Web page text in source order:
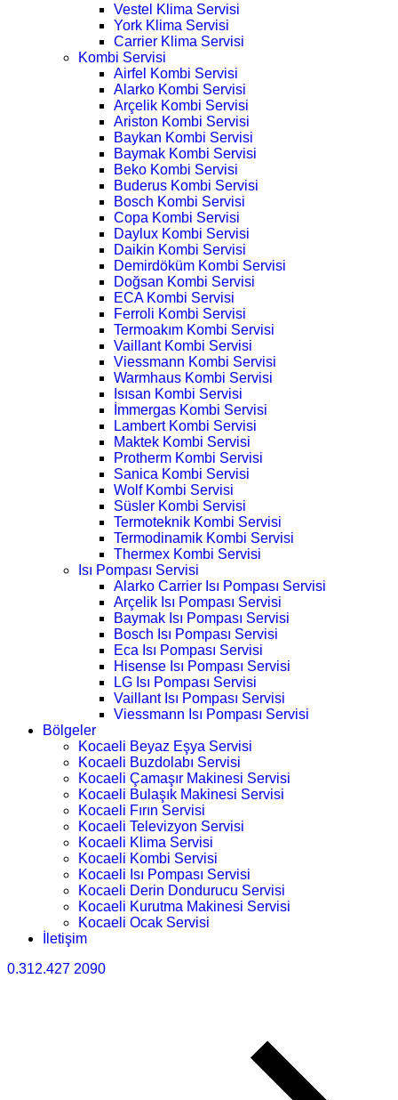
Vestel Klima Servisi
York Klima Servisi
Carrier Klima Servisi
Kombi Servisi
Airfel Kombi Servisi
Alarko Kombi Servisi
Arçelik Kombi Servisi
Ariston Kombi Servisi
Baykan Kombi Servisi
Baymak Kombi Servisi
Beko Kombi Servisi
Buderus Kombi Servisi
Bosch Kombi Servisi
Copa Kombi Servisi
Daylux Kombi Servisi
Daikin Kombi Servisi
Demirdöküm Kombi Servisi
Doğsan Kombi Servisi
ECA Kombi Servisi
Ferroli Kombi Servisi
Termoakım Kombi Servisi
Vaillant Kombi Servisi
Viessmann Kombi Servisi
Warmhaus Kombi Servisi
Isısan Kombi Servisi
İmmergas Kombi Servisi
Lambert Kombi Servisi
Maktek Kombi Servisi
Protherm Kombi Servisi
Sanica Kombi Servisi
Wolf Kombi Servisi
Süsler Kombi Servisi
Termoteknik Kombi Servisi
Termodinamik Kombi Servisi
Thermex Kombi Servisi
Isı Pompası Servisi
Alarko Carrier Isı Pompası Servisi
Arçelik Isı Pompası Servisi
Baymak Isı Pompası Servisi
Bosch Isı Pompası Servisi
Eca Isı Pompası Servisi
Hisense Isı Pompası Servisi
LG Isı Pompası Servisi
Vaillant Isı Pompası Servisi
Viessmann Isı Pompası Servisi
Bölgeler
Kocaeli Beyaz Eşya Servisi
Kocaeli Buzdolabı Servisi
Kocaeli Çamaşır Makinesi Servisi
Kocaeli Bulaşık Makinesi Servisi
Kocaeli Fırın Servisi
Kocaeli Televizyon Servisi
Kocaeli Klima Servisi
Kocaeli Kombi Servisi
Kocaeli Isı Pompası Servisi
Kocaeli Derin Dondurucu Servisi
Kocaeli Kurutma Makinesi Servisi
Kocaeli Ocak Servisi
İletişim
0.312.427 2090